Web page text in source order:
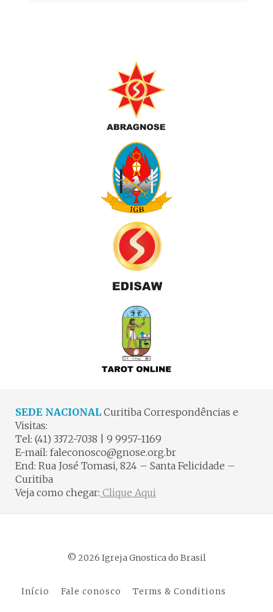
SEDE NACIONAL Curitiba Correspondências e
Visitas:
Tel: (41) 3372-7038 | 9 9957-1169
E-mail: faleconosco@gnose.org.br
End: Rua José Tomasi, 824 – Santa Felicidade –
Curitiba
Veja como chegar: Clique Aqui
© 2026 Igreja Gnostica do Brasil
Início Fale conosco Terms & Conditions